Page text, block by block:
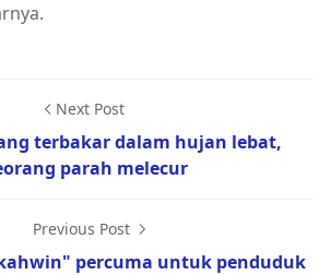
Next Post
terbakar dalam hujan lebat,
parah melecur
Previous Post
percuma untuk penduduk